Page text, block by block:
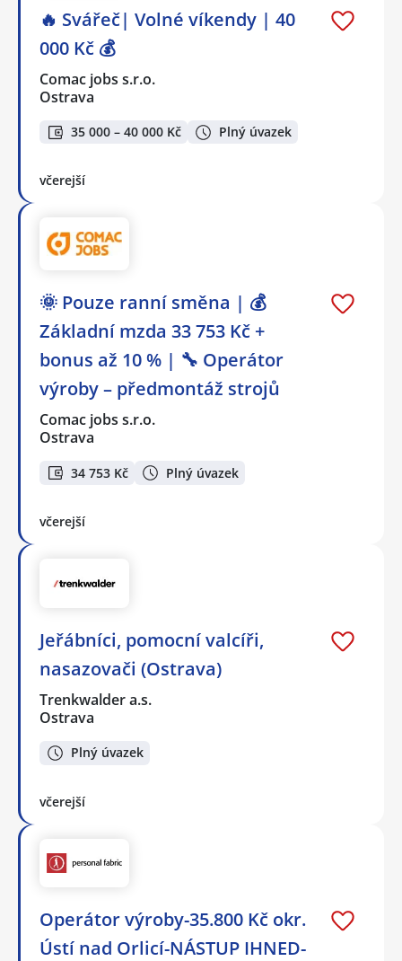
🔥 Svářeč| Volné víkendy | 40
000 Kč 💰
Comac jobs s.r.o.
Ostrava
35 000 – 40 000 Kč Plný úvazek
včerejší
🌞 Pouze ranní směna | 💰
Základní mzda 33 753 Kč +
bonus až 10 % | 🔧 Operátor
výroby – předmontáž strojů
Comac jobs s.r.o.
Ostrava
34 753 Kč Plný úvazek
včerejší
Jeřábníci, pomocní valcíři,
nasazovači (Ostrava)
Trenkwalder a.s.
Ostrava
Plný úvazek
včerejší
Operátor výroby-35.800 Kč okr.
Ústí nad Orlicí-NÁSTUP IHNED-